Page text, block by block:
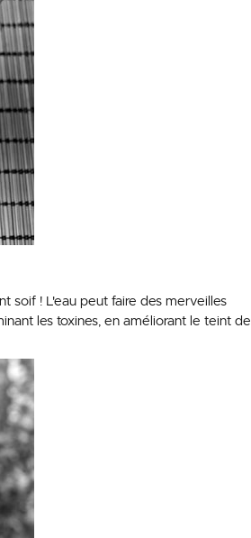
soif ! L'eau peut faire des merveilles
les toxines, en améliorant le teint de